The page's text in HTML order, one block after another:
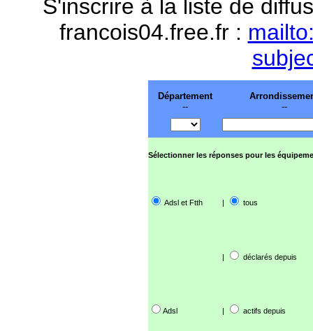
S'inscrire à la liste de
francois04.free.fr :
Département
--
--
Sélectionner les réponses pour les
Adsl et Ftth | tous
| déclarés depuis
Adsl | actifs depuis